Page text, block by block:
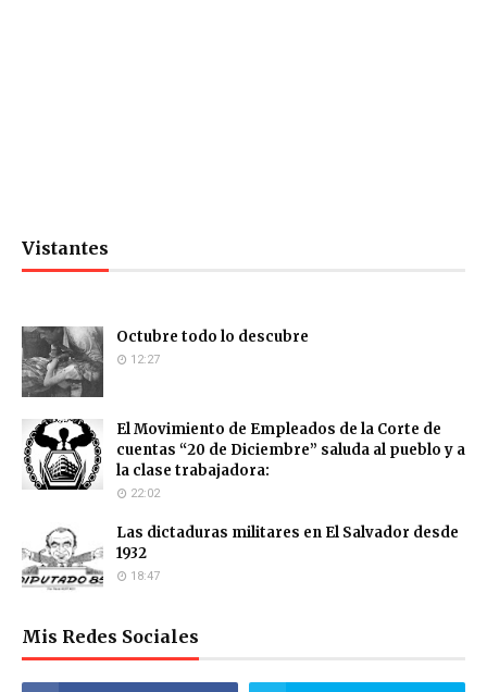
Vistantes
Octubre todo lo descubre
12:27
El Movimiento de Empleados de la Corte de
cuentas “20 de Diciembre” saluda al pueblo y a
la clase trabajadora:
22:02
Las dictaduras militares en El Salvador desde
1932
18:47
Mis Redes Sociales